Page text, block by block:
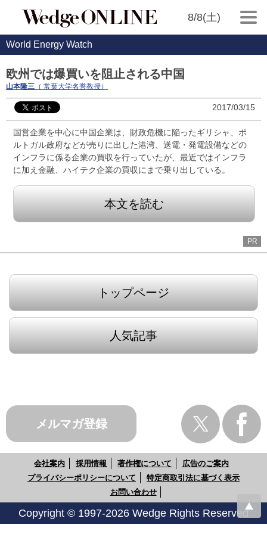
8/8(土)
World Energy Watch
欧州では爆買いを阻止される中国
山本隆三 （ 常葉大学名誉教授）
2017/03/15
国営企業を中心に中国企業は、財政危機に陥ったギリシャ、ポ
ルトガル政府などが売りに出した港湾、送電・発電設備などの
インフラに係る企業の買収を行っていたが、最近ではインフラ
に加え金融、ハイテク企業の買収にまで乗り出している。
本文を読む
PR
トップページ
人気記事
メルマガ登録
会社案内 採用情報 著作権について
広告のご案内
プライバシーポリシーについて
特定商取引法に基づく表示
お問い合わせ
Copyright © 1997-2026 Wedge Rights Reserved